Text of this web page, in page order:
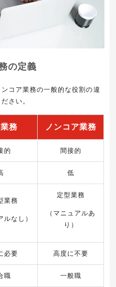
の定義
コア業務の一般的な役割の違
さい。
務 ノンコア業務
的 間接的
低
業務
ルなし）
定型業務
（マニュアルあ
り）
必要 高度に不要
職 一般職